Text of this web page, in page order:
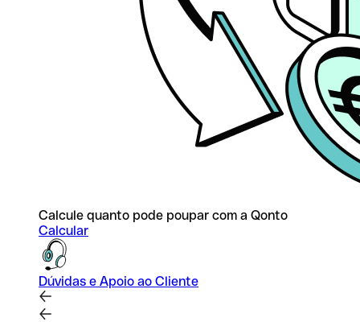
Calcule quanto pode poupar com a Qonto
Calcular
Dúvidas e Apoio ao Cliente